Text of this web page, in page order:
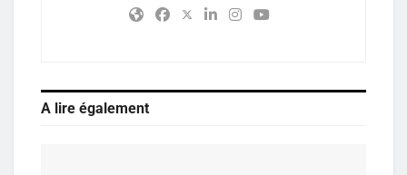
A lire également